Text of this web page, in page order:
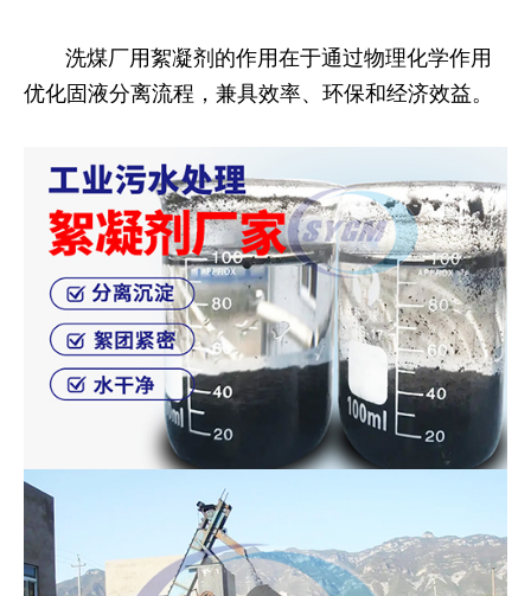
洗煤厂用絮凝剂的作用在于通过物理化学作用
优化固液分离流程，兼具效率、环保和经济效益。